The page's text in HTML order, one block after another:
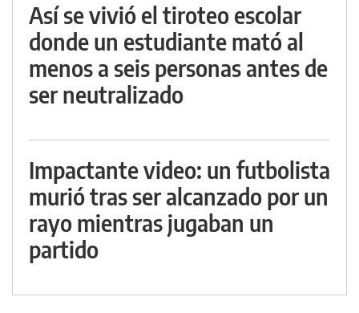
Así se vivió el tiroteo escolar
donde un estudiante mató al
menos a seis personas antes de
ser neutralizado
Impactante video: un futbolista
murió tras ser alcanzado por un
rayo mientras jugaban un
partido